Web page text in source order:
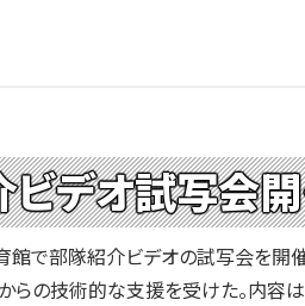
デオ試写会開
部隊紹介ビデオの試写会を開催
の技術的な支援を受けた。内容